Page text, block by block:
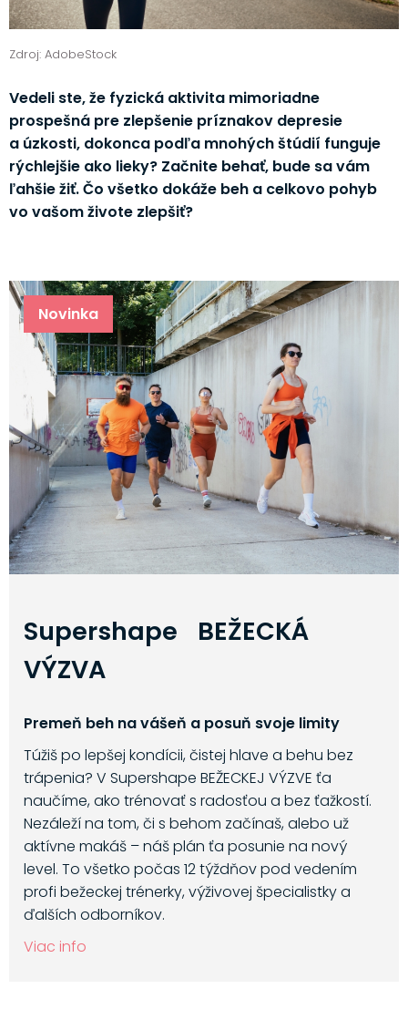
Zdroj: AdobeStock
Vedeli ste, že fyzická aktivita mimoriadne
prospešná pre zlepšenie príznakov depresie
a úzkosti, dokonca podľa mnohých štúdií funguje
rýchlejšie ako lieky? Začnite behať, bude sa vám
ľahšie žiť. Čo všetko dokáže beh a celkovo pohyb
vo vašom živote zlepšiť?
Novinka
Supershape BEŽECKÁ
VÝZVA
Premeň beh na vášeň a posuň svoje limity
Túžiš po lepšej kondícii, čistej hlave a behu bez
trápenia? V Supershape BEŽECKEJ VÝZVE ťa
naučíme, ako trénovať s radosťou a bez ťažkostí.
Nezáleží na tom, či s behom začínaš, alebo už
aktívne makáš – náš plán ťa posunie na nový
level. To všetko počas 12 týždňov pod vedením
profi bežeckej trénerky, výživovej špecialistky a
ďalších odborníkov.
Viac info